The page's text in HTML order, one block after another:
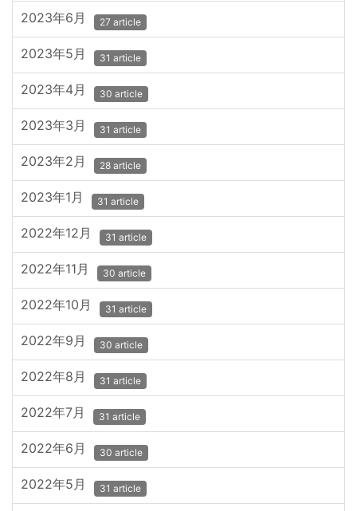
2023年6月 27 article
2023年5月 31 article
2023年4月 30 article
2023年3月 31 article
2023年2月 28 article
2023年1月 31 article
2022年12月 31 article
2022年11月 30 article
2022年10月 31 article
2022年9月 30 article
2022年8月 31 article
2022年7月 31 article
2022年6月 30 article
2022年5月 31 article